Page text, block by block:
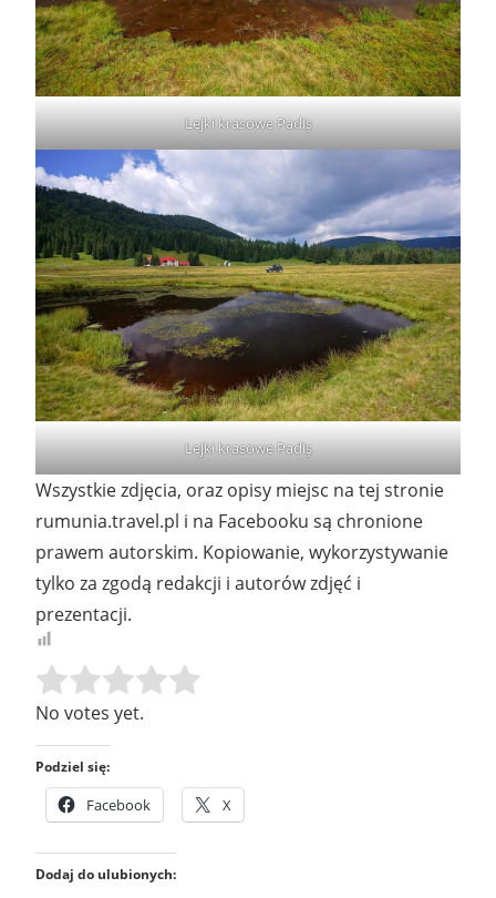
Lejki krasowe Padiş
Lejki krasowe Padiş
Wszystkie zdjęcia, oraz opisy miejsc na tej stronie
rumunia.travel.pl i na Facebooku są chronione
prawem autorskim. Kopiowanie, wykorzystywanie
tylko za zgodą redakcji i autorów zdjęć i
prezentacji.
Rate this item:
No votes yet.
Podziel się:
Facebook X
Dodaj do ulubionych: